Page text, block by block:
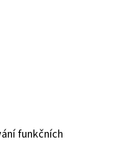
funkčních